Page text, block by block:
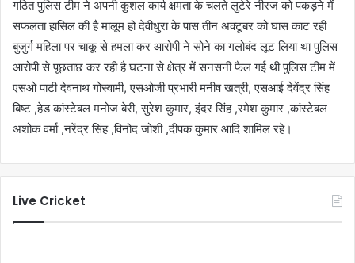
गठित पुलिस टीम ने अपनी कुशल कार्य क्षमता के चलते लुटेरे नीरज को पकड़ने में
सफलता हासिल की है मालूम हो देवीधुरा के पास तीन अक्टूबर को घास काट रही
बुजुर्ग महिला पर चाकू से हमला कर आरोपी ने सोने का गलोबंद लूट लिया था पुलिस
आरोपी से पूछताछ कर रही है घटना से क्षेत्र में सनसनी फैल गई थी पुलिस टीम में
एसओ पाटी देवनाथ गोस्वामी, एसओजी प्रभारी मनीष खत्री, एसआई देवेंद्र सिंह
बिष्ट ,हेड कांस्टेबल मनोज बेरी, सुरेश कुमार, इंदर सिंह ,रमेश कुमार ,कांस्टेबल
अशोक वर्मा ,नरेंद्र सिंह ,विनोद जोशी ,दीपक कुमार आदि शामिल रहे।
Live Cricket